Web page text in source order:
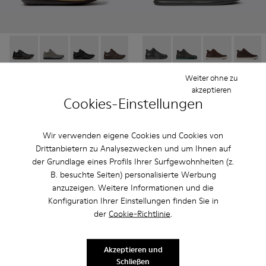
Cookies-Einstellungen
Wir verwenden eigene Cookies und Cookies von
Drittanbietern zu Analysezwecken und um Ihnen auf
der Grundlage eines Profils Ihrer Surfgewohnheiten (z.
B. besuchte Seiten) personalisierte Werbung
anzuzeigen. Weitere Informationen und die
Konfiguration Ihrer Einstellungen finden Sie in
der Cookie-Richtlinie.
Weiter ohne zu
akzeptieren
Akzeptieren und
Schließen
Beetle - K300479-010 - Schwarze Lederstiefeletten für
Beetle - K300479-009
Beetle - K300479-008
Beetle - K300479-007
Beetle - K300479-004
Beetle - K300479-001
Runner - K300347-001 -
Runner - K300347-
Runner -